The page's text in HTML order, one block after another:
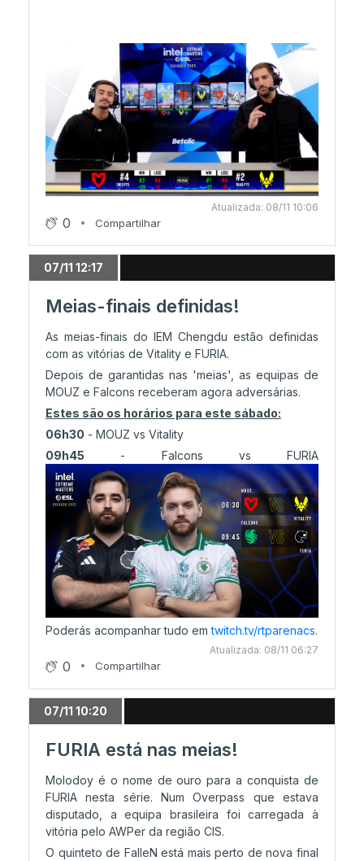
Atualizada: 08/11 10:06
0 Compartilhar
07/11 12:17
Meias-finais definidas!
As meias-finais do IEM Chengdu estão definidas
com as vitórias de Vitality e FURIA.
Depois de garantidas nas 'meias', as equipas de
MOUZ e Falcons receberam agora adversárias.
Estes são os horários para este sábado:
06h30 - MOUZ vs Vitality
09h45 - Falcons vs FURIA
Poderás acompanhar tudo emtwitch.tv/rtparenacs.
Atualizada: 08/11 06:27
0 Compartilhar
07/11 10:20
FURIA está nas meias!
Molodoy é o nome de ouro para a conquista de
FURIA nesta série. Num Overpass que estava
disputado, a equipa brasileira foi carregada à
vitória pelo AWPer da região CIS.
O quinteto de FalleN está mais perto de nova final